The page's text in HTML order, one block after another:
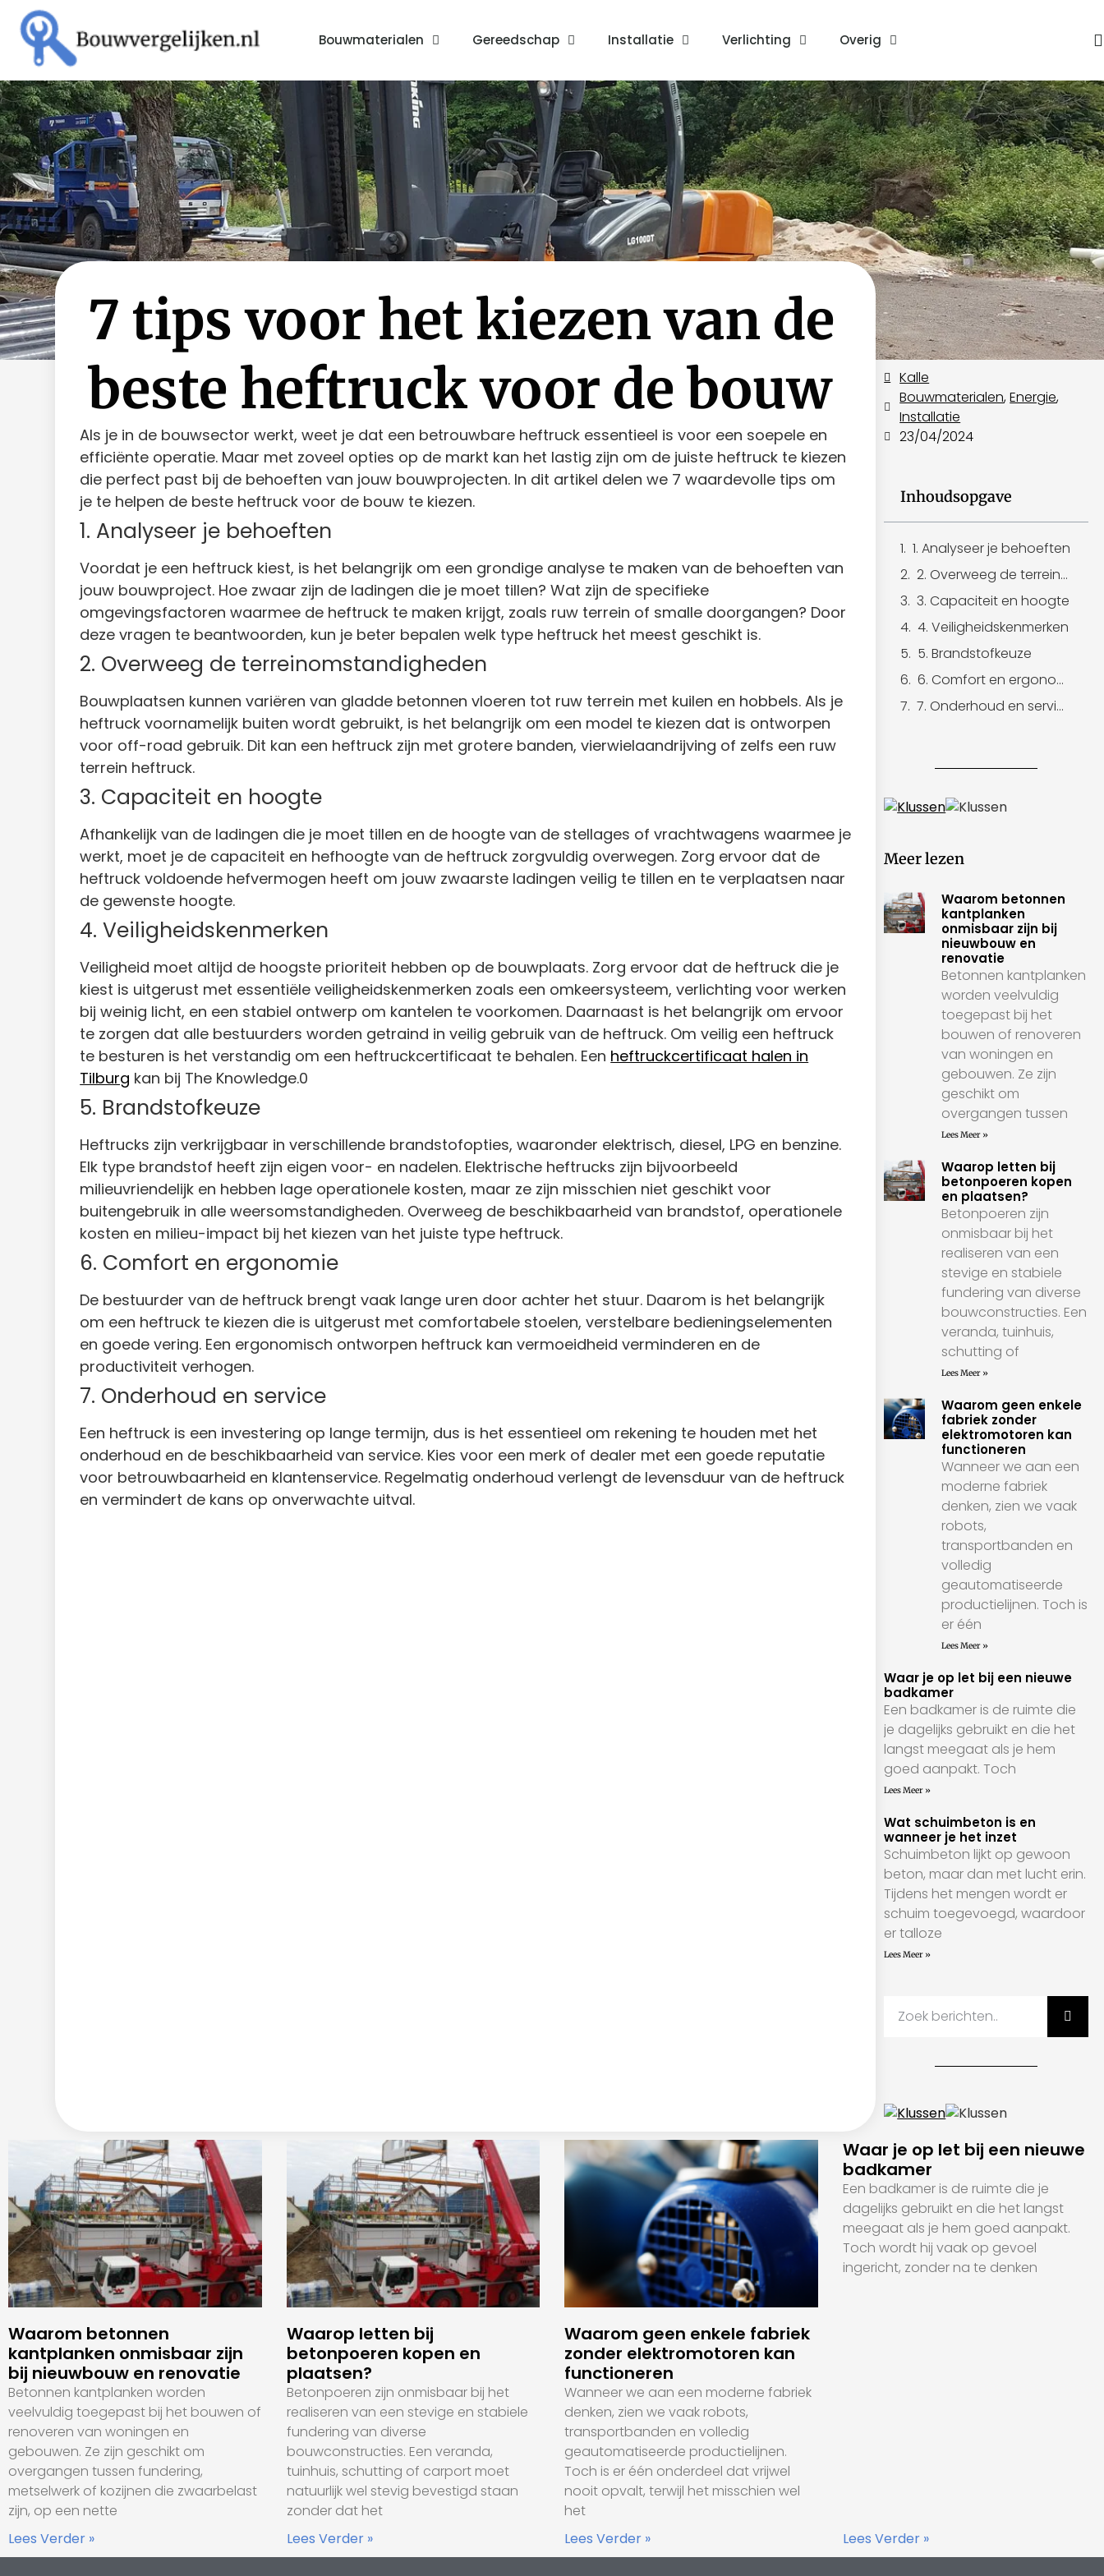
Bouwmaterialen Gereedschap Installatie Verlichting Overig
7 tips voor het kiezen van de
beste heftruck voor de bouw
Als je in de bouwsector werkt, weet je dat een betrouwbare heftruck essentieel is voor een soepele en
efficiënte operatie. Maar met zoveel opties op de markt kan het lastig zijn om de juiste heftruck te kiezen
die perfect past bij de behoeften van jouw bouwprojecten. In dit artikel delen we 7 waardevolle tips om
je te helpen de beste heftruck voor de bouw te kiezen.
1. Analyseer je behoeften
Voordat je een heftruck kiest, is het belangrijk om een grondige analyse te maken van de behoeften van
jouw bouwproject. Hoe zwaar zijn de ladingen die je moet tillen? Wat zijn de specifieke
omgevingsfactoren waarmee de heftruck te maken krijgt, zoals ruw terrein of smalle doorgangen? Door
deze vragen te beantwoorden, kun je beter bepalen welk type heftruck het meest geschikt is.
2. Overweeg de terreinomstandigheden
Bouwplaatsen kunnen variëren van gladde betonnen vloeren tot ruw terrein met kuilen en hobbels. Als je
heftruck voornamelijk buiten wordt gebruikt, is het belangrijk om een model te kiezen dat is ontworpen
voor off-road gebruik. Dit kan een heftruck zijn met grotere banden, vierwielaandrijving of zelfs een ruw
terrein heftruck.
3. Capaciteit en hoogte
Afhankelijk van de ladingen die je moet tillen en de hoogte van de stellages of vrachtwagens waarmee je
werkt, moet je de capaciteit en hefhoogte van de heftruck zorgvuldig overwegen. Zorg ervoor dat de
heftruck voldoende hefvermogen heeft om jouw zwaarste ladingen veilig te tillen en te verplaatsen naar
de gewenste hoogte.
4. Veiligheidskenmerken
Veiligheid moet altijd de hoogste prioriteit hebben op de bouwplaats. Zorg ervoor dat de heftruck die je
kiest is uitgerust met essentiële veiligheidskenmerken zoals een omkeersysteem, verlichting voor werken
bij weinig licht, en een stabiel ontwerp om kantelen te voorkomen. Daarnaast is het belangrijk om ervoor
te zorgen dat alle bestuurders worden getraind in veilig gebruik van de heftruck. Om veilig een heftruck
te besturen is het verstandig om een heftruckcertificaat te behalen. Een heftruckcertificaat halen in
Tilburg kan bij The Knowledge.0
5. Brandstofkeuze
Heftrucks zijn verkrijgbaar in verschillende brandstofopties, waaronder elektrisch, diesel, LPG en benzine.
Elk type brandstof heeft zijn eigen voor- en nadelen. Elektrische heftrucks zijn bijvoorbeeld
milieuvriendelijk en hebben lage operationele kosten, maar ze zijn misschien niet geschikt voor
buitengebruik in alle weersomstandigheden. Overweeg de beschikbaarheid van brandstof, operationele
kosten en milieu-impact bij het kiezen van het juiste type heftruck.
6. Comfort en ergonomie
De bestuurder van de heftruck brengt vaak lange uren door achter het stuur. Daarom is het belangrijk
om een heftruck te kiezen die is uitgerust met comfortabele stoelen, verstelbare bedieningselementen
en goede vering. Een ergonomisch ontworpen heftruck kan vermoeidheid verminderen en de
productiviteit verhogen.
7. Onderhoud en service
Een heftruck is een investering op lange termijn, dus is het essentieel om rekening te houden met het
onderhoud en de beschikbaarheid van service. Kies voor een merk of dealer met een goede reputatie
voor betrouwbaarheid en klantenservice. Regelmatig onderhoud verlengt de levensduur van de heftruck
en vermindert de kans op onverwachte uitval.
Kalle
Bouwmaterialen,Energie,
Installatie
23/04/2024
Inhoudsopgave
1. Analyseer je behoeften
2. Overweeg de terreinomstandigheden
3. Capaciteit en hoogte
4. Veiligheidskenmerken
5. Brandstofkeuze
6. Comfort en ergonomie
7. Onderhoud en service
Meer lezen
Waarom betonnen
kantplanken
onmisbaar zijn bij
nieuwbouw en
renovatie
Betonnen kantplanken
worden veelvuldig
toegepast bij het
bouwen of renoveren
van woningen en
gebouwen. Ze zijn
geschikt om
overgangen tussen
Lees Meer »
Waarop letten bij
betonpoeren kopen
en plaatsen?
Betonpoeren zijn
onmisbaar bij het
realiseren van een
stevige en stabiele
fundering van diverse
bouwconstructies. Een
veranda, tuinhuis,
schutting of
Lees Meer »
Waarom geen enkele
fabriek zonder
elektromotoren kan
functioneren
Wanneer we aan een
moderne fabriek
denken, zien we vaak
robots,
transportbanden en
volledig
geautomatiseerde
productielijnen. Toch is
er één
Lees Meer »
Waar je op let bij een nieuwe
badkamer
Een badkamer is de ruimte die
je dagelijks gebruikt en die het
langst meegaat als je hem
goed aanpakt. Toch
Lees Meer »
Wat schuimbeton is en
wanneer je het inzet
Schuimbeton lijkt op gewoon
beton, maar dan met lucht erin.
Tijdens het mengen wordt er
schuim toegevoegd, waardoor
er talloze
Lees Meer »
Waarom betonnen
kantplanken onmisbaar zijn
bij nieuwbouw en renovatie
Betonnen kantplanken worden
veelvuldig toegepast bij het bouwen of
renoveren van woningen en
gebouwen. Ze zijn geschikt om
overgangen tussen fundering,
metselwerk of kozijnen die zwaarbelast
zijn, op een nette
Lees Verder »
Waarop letten bij
betonpoeren kopen en
plaatsen?
Betonpoeren zijn onmisbaar bij het
realiseren van een stevige en stabiele
fundering van diverse
bouwconstructies. Een veranda,
tuinhuis, schutting of carport moet
natuurlijk wel stevig bevestigd staan
zonder dat het
Lees Verder »
Waarom geen enkele fabriek
zonder elektromotoren kan
functioneren
Wanneer we aan een moderne fabriek
denken, zien we vaak robots,
transportbanden en volledig
geautomatiseerde productielijnen.
Toch is er één onderdeel dat vrijwel
nooit opvalt, terwijl het misschien wel
het
Lees Verder »
Waar je op let bij een nieuwe
badkamer
Een badkamer is de ruimte die je
dagelijks gebruikt en die het langst
meegaat als je hem goed aanpakt.
Toch wordt hij vaak op gevoel
ingericht, zonder na te denken
Lees Verder »